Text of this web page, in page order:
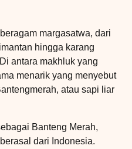
margasatwa, dari
hingga karang
antara makhluk yang
menarik yang menyebut
atau sapi liar
Banteng Merah,
dari Indonesia.